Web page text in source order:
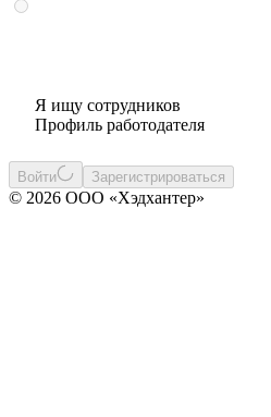
Я ищу сотрудников
Профиль работодателя
Войти Зарегистрироваться
© 2026 ООО «Хэдхантер»